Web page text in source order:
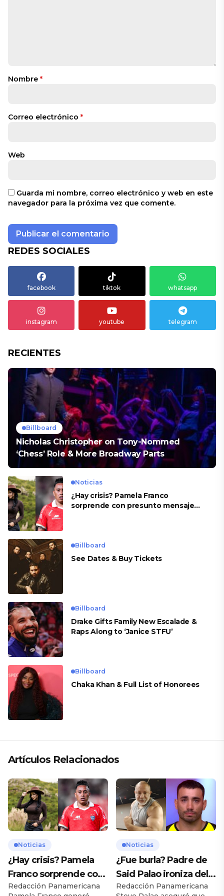
Nombre *
Correo electrónico *
Web
Guarda mi nombre, correo electrónico y web en este
navegador para la próxima vez que comente.
REDES SOCIALES
facebook tiktok whatsapp
instagram youtube telegram
RECIENTES
Billboard
Nicholas Christopher on Tony-Nommed
‘Chess’ Role & More Broadway Parts
Noticias
¿Hay crisis? Pamela Franco
sorprende con presunto mensaje
Billboard
See Dates & Buy Tickets
Billboard
Drake Gifts Family New Escalade &
Raps Along to ‘Janice STFU’
Billboard
Chaka Khan & Full List of Honorees
Artículos Relacionados
Noticias
¿Hay crisis? Pamela
Franco sorprende con
presunto mensaje
Redacción Panamericana
Noticias
¿Fue burla? Padre de
Said Palao ironiza del
ampay de su hijo en
Redacción Panamericana